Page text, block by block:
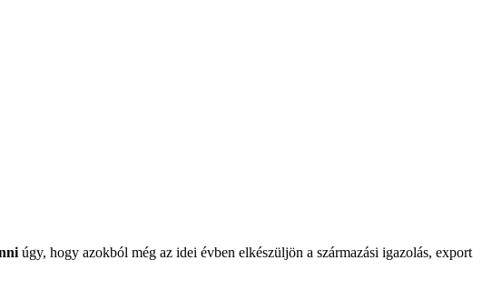
úgy, hogy azokból még az idei évben elkészüljön a származási igazolás, export